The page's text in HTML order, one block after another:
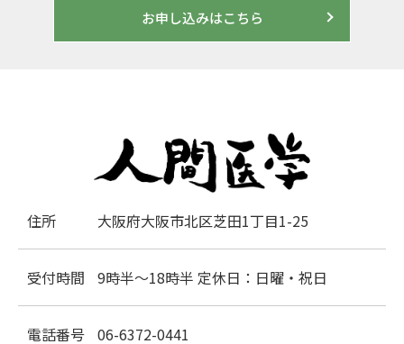
お申し込みはこちら
住所 大阪府大阪市北区芝田1丁目1-25
受付時間 9時半～18時半 定休日：日曜・祝日
電話番号 06-6372-0441